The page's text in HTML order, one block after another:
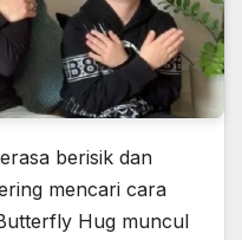
berisik dan
mencari cara
Hug muncul